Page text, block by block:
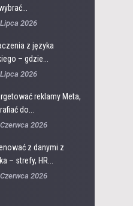
2026
z języka
– gdzie...
2026
reklamy Meta,
do...
2026
z danymi z
– strefy, HR...
2026